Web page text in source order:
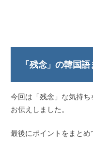
「残念」の韓国
今回は「残念」な気持
お伝えしました。
最後にポイントをまとめ